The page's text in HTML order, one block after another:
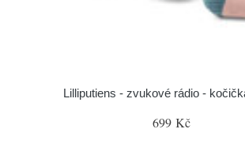
Lilliputiens - zvukové rádio -
699 Kč